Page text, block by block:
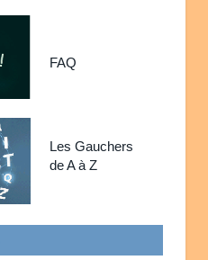
FAQ
Les Gauchers
de A à Z